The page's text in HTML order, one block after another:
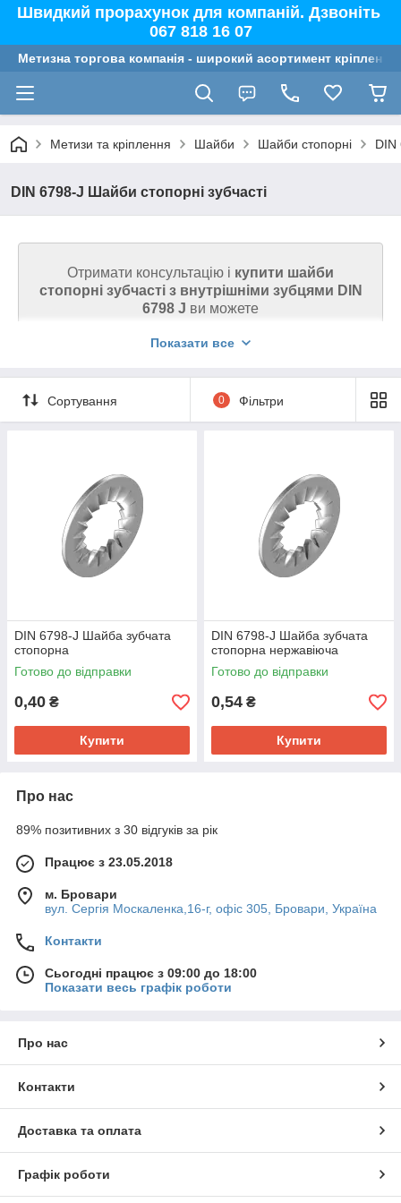
Швидкий прорахунок для компаній. Дзвоніть
067 818 16 07
Метизна торгова компанія - широкий асортимент
Метизи та кріплення Шайби Шайби стопорні DIN
DIN 6798-J Шайби стопорні зубчасті
Отримати консультацію і купити шайби
стопорні зубчасті з внутрішніми зубцями DIN
6798 J ви можете
Ми гарантуємо високу якість товару на сайті.
Дзвоніть (067) 818 16 07
Показати все
Сортування 0 Фільтри
DIN 6798-J Шайба зубчата
стопорна
Готово до відправки
0,40 ₴
Купити
DIN 6798-J Шайба зубчата
стопорна нержавіюча
Готово до відправки
0,54 ₴
Купити
Про нас
89% позитивних з 30 відгуків за рік
Працює з 23.05.2018
м. Бровари
вул. Сергія Москаленка,16-г, офіс 305, Бровари, Україна
Контакти
Сьогодні працює з 09:00 до 18:00
Показати весь графік роботи
Про нас
Контакти
Доставка та оплата
Графік роботи